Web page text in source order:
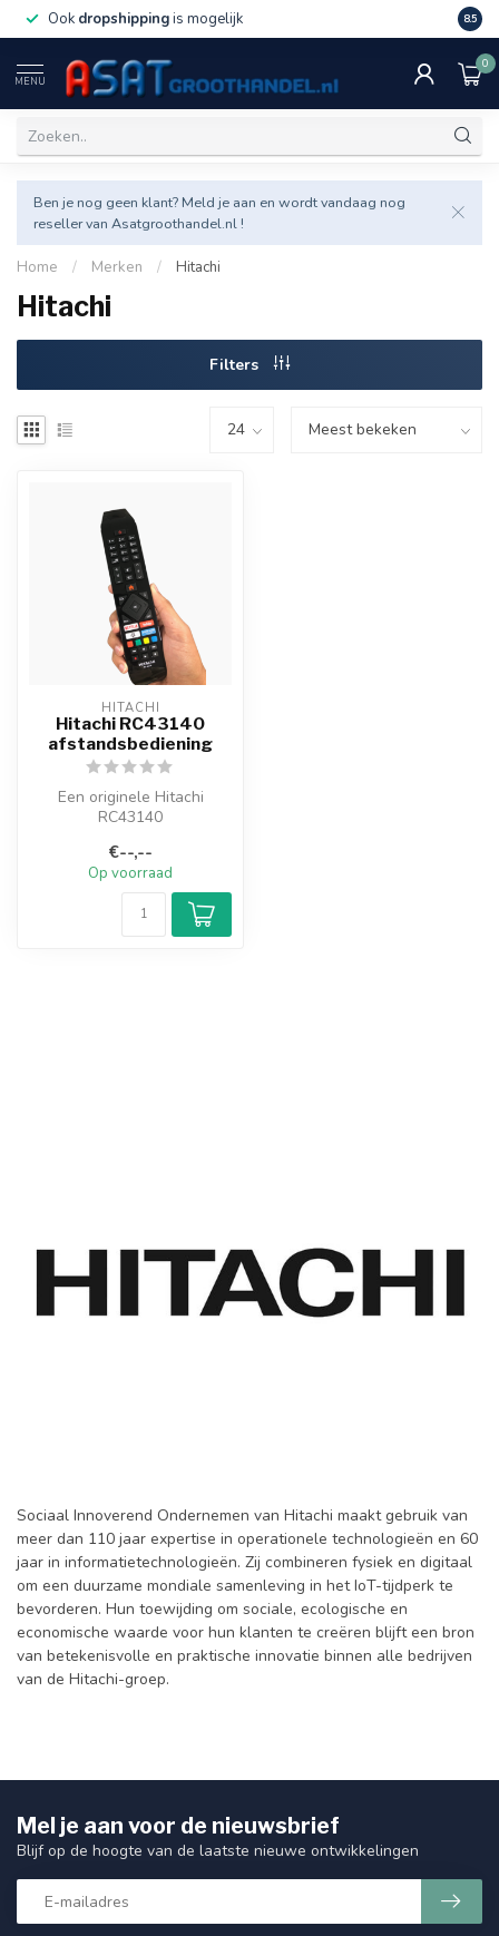
Ook dropshippingis mogelijk Veel
8.5
MENU
0
Ben je nog geen klant? Meld je aan en wordt vandaag nog
reseller van Asatgroothandel.nl !
Home / Merken / Hitachi
Hitachi
Filters
HITACHI
Hitachi RC43140
afstandsbediening
Een originele Hitachi
RC43140
de afstandsbediening ni...
€--,--
Op voorraad
Sociaal Innoverend Ondernemen van Hitachi maakt gebruik van
meer dan 110 jaar expertise in operationele technologieën en 60
jaar in informatietechnologieën. Zij combineren fysiek en digitaal
om een duurzame mondiale samenleving in het IoT-tijdperk te
bevorderen. Hun toewijding om sociale, ecologische en
economische waarde voor hun klanten te creëren blijft een bron
van betekenisvolle en praktische innovatie binnen alle bedrijven
van de Hitachi-groep.
Mel je aan voor de nieuwsbrief
Blijf op de hoogte van de laatste nieuwe ontwikkelingen